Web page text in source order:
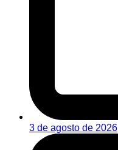
3 de agosto de 2026